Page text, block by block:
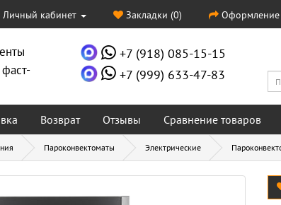
Личный кабинет Закладки (0) Оформление
+7 (918) 085-15-15
+7 (999) 633-47-83
Возврат Отзывы Сравнение товаров
Пароконвектоматы Электрические